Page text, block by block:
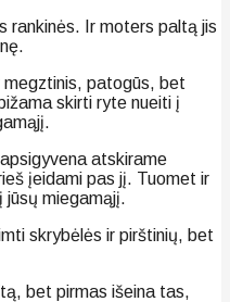
rankinės. Ir moters paltą jis
megztinis, patogūs, bet
skirti ryte nueiti į
atskirame
įeidami pas jį. Tuomet ir
jūsų miegamąjį.
skrybėlės ir pirštinių, bet
bet pirmas išeina tas,